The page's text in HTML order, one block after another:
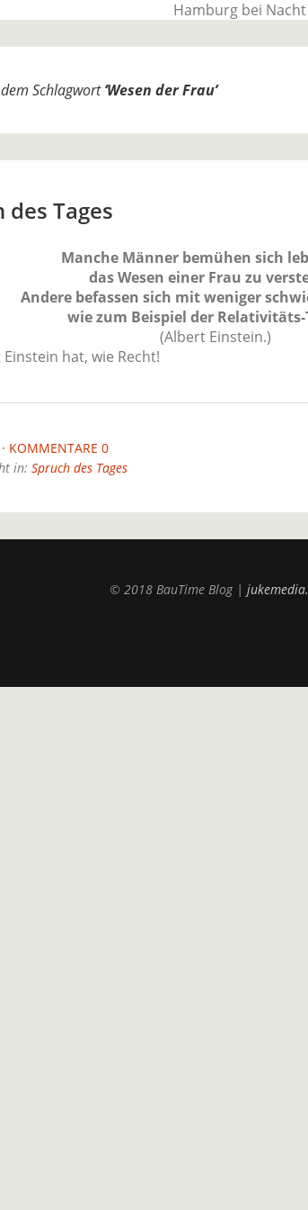
BauTime
Über uns, über Produkte und
Schlagwort‘Wesen der Frau’
des Tages
Manche Männer bemühen sich
das Wesen einer Frau zu
Andere befassen sich mit weniger
wie zum Beispiel der
(Albert Einstein.)
Einstein hat, wie Recht!
KOMMENTARE 0
in: Spruch des Tages
© 2018 BauTime Blog |